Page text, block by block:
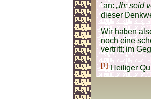
´an:„Ihr seid
dieser
Wir haben
noch eine
vertritt; im
[1]Heiliger